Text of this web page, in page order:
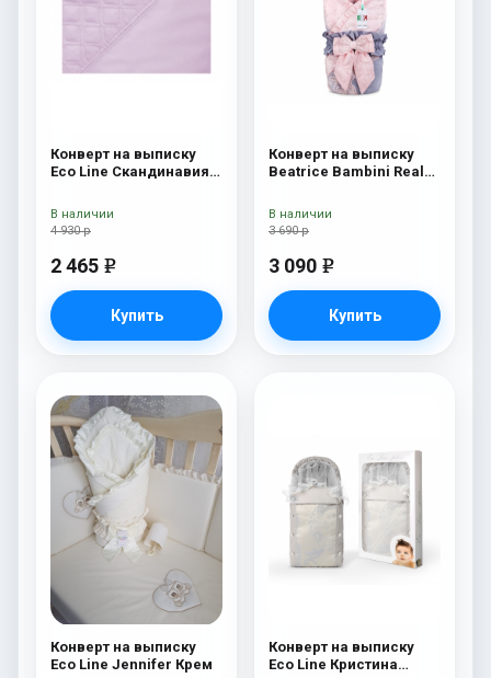
Конверт на выписку
Eco Line Скандинавия
4 930 р
2 465 e
Купить
В наличии
Конверт на выписку
Beatrice Bambini Reale
3 690 р
3 090 e
Купить
В наличии
Конверт на выписку
Eco Line Jennifer Крем
Конверт на выписку
Eco Line Кристина